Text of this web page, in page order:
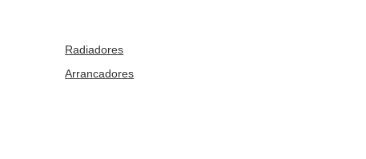
Radiadores
Arrancadores